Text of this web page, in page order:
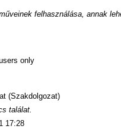
felhasználása, annak
only
(Szakdolgozat)
találat.
17:28